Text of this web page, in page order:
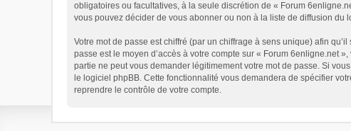
obligatoires ou facultatives, à la seule discrétion de « Forum
vous pouvez décider de vous abonner ou non à la liste de diffusion
Votre mot de passe est chiffré (par un chiffrage à sens unique) afin
passe est le moyen d’accès à votre compte sur « Forum 6enligne.net
partie ne peut vous demander légitimement votre mot de passe. Si
le logiciel phpBB. Cette fonctionnalité vous demandera de spécifier
reprendre le contrôle de votre compte.